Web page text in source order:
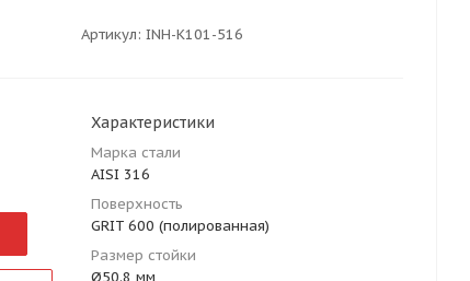
Артикул: INH-K101-516
Характеристики
Марка стали
AISI 316
Поверхность
GRIT 600 (полированная)
Размер стойки
Ø50.8 мм